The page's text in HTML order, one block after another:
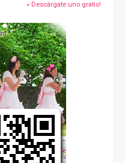
» Descárgate uno gratis!